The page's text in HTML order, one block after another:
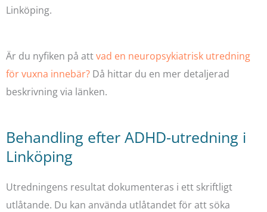
Linköping.
Är du nyfiken på attvad en neuropsykiatrisk utredning
för vuxna innebär? Då hittar du en mer detaljerad
beskrivning via länken.
Behandling efter ADHD-utredning i
Linköping
Utredningens resultat dokumenteras i ett skriftligt
utlåtande. Du kan använda utlåtandet för att söka